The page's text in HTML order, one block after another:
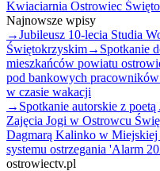
Kwiaciarnia Ostrowiec
Najnowsze wpisy
→Jubileusz 10-lecia Studia
Świętokrzyskim→ Spotkanie
mieszkańców powiatu
pod bankowych pracowników
w czasie wakacji
→ Spotkanie autorskie z poetą
Zajęcia Jogi w Ostrowcu
Dagmarą Kalinko w
systemu ostrzegania 'Alarm
ostrowiectv.pl